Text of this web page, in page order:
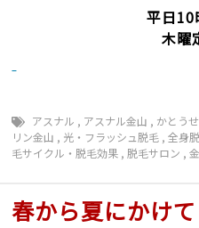
平日
木曜
アスナル , アスナル金山 , かとう
リン金山 , 光・フラッシュ脱毛 ,全身
毛サイクル・脱毛効果 ,脱毛サロン ,
春から夏にかけ